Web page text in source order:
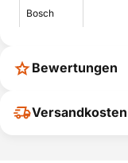
Bosch
Bewertungen
Versandkosten